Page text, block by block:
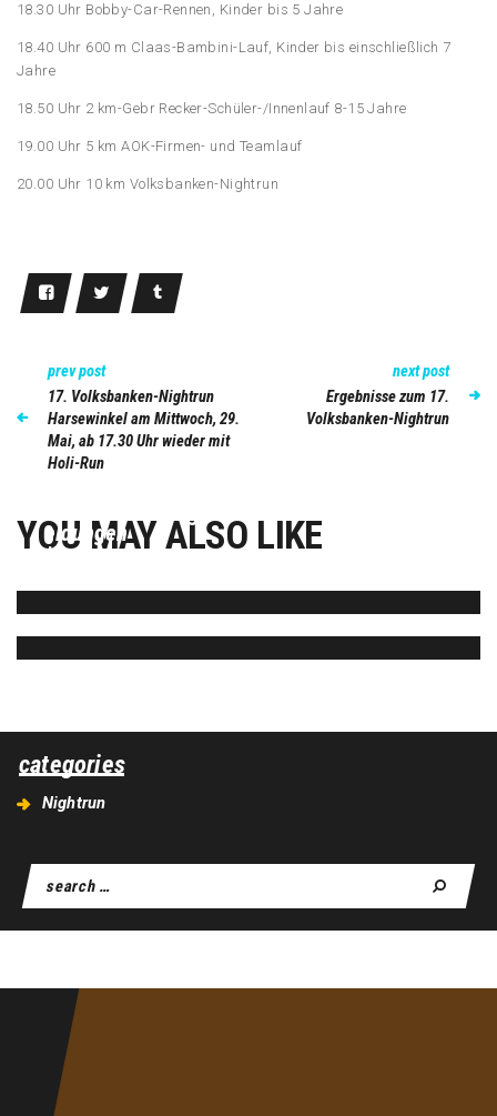
18.30 Uhr Bobby-Car-Rennen, Kinder bis 5 Jahre
18.40 Uhr 600 m Claas-Bambini-Lauf, Kinder bis einschließlich 7
Jahre
18.50 Uhr 2 km-Gebr Recker-Schüler-/Innenlauf 8-15 Jahre
19.00 Uhr 5 km AOK-Firmen- und Teamlauf
20.00 Uhr 10 km Volksbanken-Nightrun
prev post
17. Volksbanken-Nightrun
Harsewinkel am Mittwoch, 29.
Mai, ab 17.30 Uhr wieder mit
Holi-Run
next post
Ergebnisse zum 17.
Volksbanken-Nightrun
YOU MAY ALSO LIKE
eldungen
categories
Nightrun